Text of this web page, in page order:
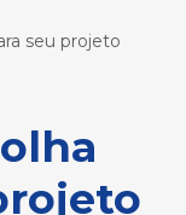
seu projeto